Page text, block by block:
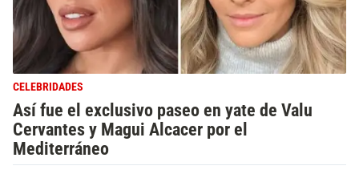
CELEBRIDADES
Así fue el exclusivo paseo en yate de Valu
Cervantes y Magui Alcacer por el
Mediterráneo